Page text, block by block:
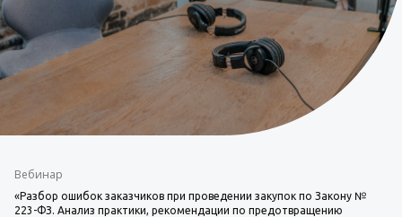
ИЫ
Вебинар
«Разбор ошибок заказчиков при проведении закупок по Закону №
223-ФЗ. Анализ практики, рекомендации по предотвращению